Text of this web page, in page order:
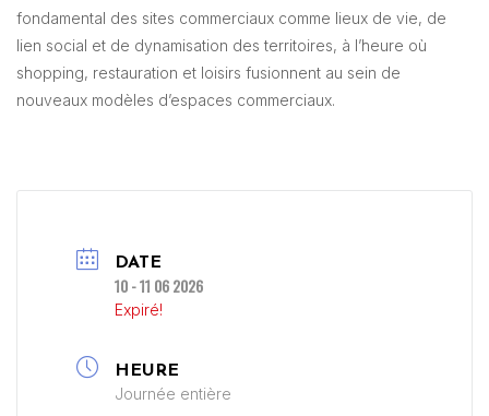
fondamental des sites commerciaux comme lieux de vie, de
lien social et de dynamisation des territoires, à l’heure où
shopping, restauration et loisirs fusionnent au sein de
nouveaux modèles d’espaces commerciaux.
DATE
10 - 11 06 2026
Expiré!
HEURE
Journée entière